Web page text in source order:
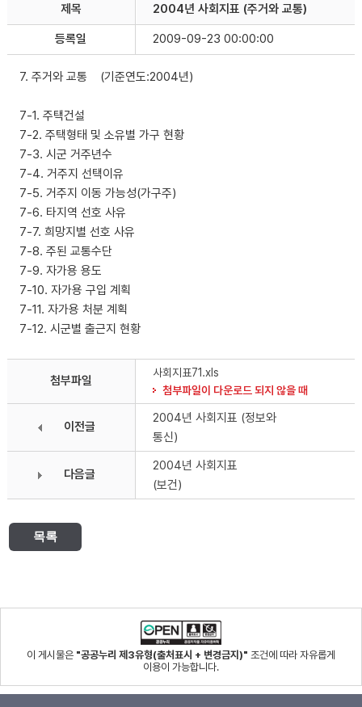
제목 2004년 사회지표 (주거와 교통)
등록일 2009-09-23 00:00:00
7. 주거와 교통 (기준연도:2004년)
7-1. 주택건설
7-2. 주택형태 및 소유별 가구 현황
7-3. 시군 거주년수
7-4. 거주지 선택이유
7-5. 거주지 이동 가능성(가구주)
7-6. 타지역 선호 사유
7-7. 희망지별 선호 사유
7-8. 주된 교통수단
7-9. 자가용 용도
7-10. 자가용 구입 계획
7-11. 자가용 처분 계획
7-12. 시군별 출근지 현황
첨부파일
사회지표71.xls
첨부파일이 다운로드 되지 않을 때
이전글
2004년 사회지표 (정보와
통신)
다음글
2004년 사회지표
(보건)
목록
이 게시물은 "공공누리 제3유형(출처표시 + 변경금지)" 조건에 따라 자유롭게
이용이 가능합니다.